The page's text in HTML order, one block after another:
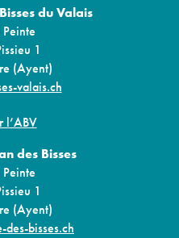
du Valais
1
(Ayent)
valais.ch
l’ABV
des Bisses
1
(Ayent)
des-bisses.ch